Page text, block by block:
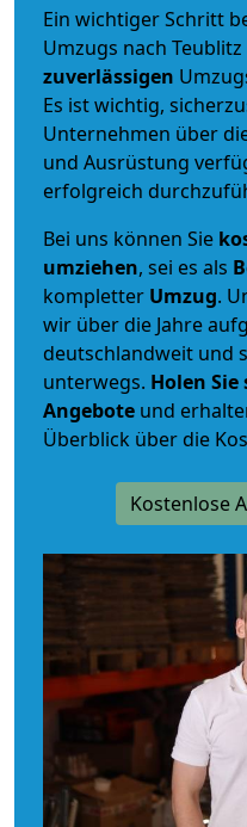
Ein wichtiger Schritt
Umzugs nach
zuverlässigen
Es ist wichtig,
Unternehmen über
und Ausrüstung
erfolgreich
Bei uns können Sie
umziehen, sei es als
kompletter Umzug.
wir über die Jahre
deutschlandweit und
unterwegs. Holen
Angebote und
Überblick über die
Kostenlose